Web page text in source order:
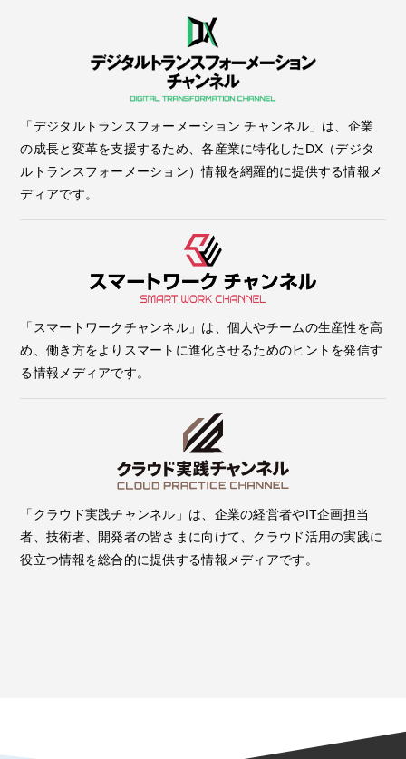
「デジタルトランスフォーメーション チャンネル」は、企業
の成長と変革を支援するため、各産業に特化したDX（デジタ
ルトランスフォーメーション）情報を網羅的に提供する情報メ
ディアです。
「スマートワークチャンネル」は、個人やチームの生産性を高
め、働き方をよりスマートに進化させるためのヒントを発信す
る情報メディアです。
「クラウド実践チャンネル」は、企業の経営者やIT企画担当
者、技術者、開発者の皆さまに向けて、クラウド活用の実践に
役立つ情報を総合的に提供する情報メディアです。